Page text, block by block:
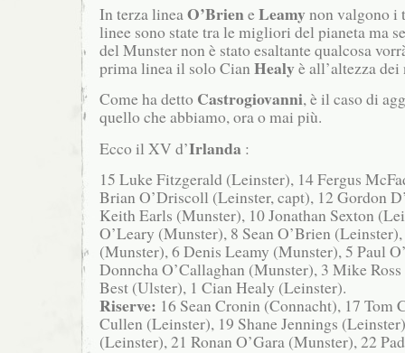
In terza linea O’BrieneLeamynon valgono i
linee sono state tra le migliori del pianeta ma
del Munster non è stato esaltante qualcosa
prima linea il solo Cian Healyè all’altezza
Come ha detto Castrogiovanni, è il caso di
quello che abbiamo, ora o mai più.
Ecco il XV d’Irlanda :
15 Luke Fitzgerald (Leinster), 14 Fergus
Brian O’Driscoll (Leinster, capt), 12 Gordon
Keith Earls (Munster), 10 Jonathan Sexton
O’Leary (Munster), 8 Sean O’Brien
(Munster), 6 Denis Leamy (Munster), 5 Paul
Donncha O’Callaghan (Munster), 3 Mike
Best (Ulster), 1 Cian Healy (Leinster).
Riserve: 16 Sean Cronin (Connacht), 17 Tom
Cullen (Leinster), 19 Shane Jennings
(Leinster), 21 Ronan O’Gara (Munster), 22